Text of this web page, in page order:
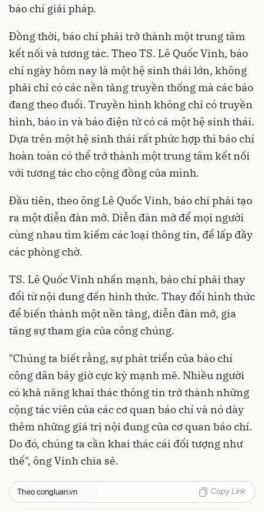
báo chí giải pháp.
Đồng thời, báo chí phải trở thành một trung tâm
kết nối và tương tác. Theo TS. Lê Quốc Vinh, báo
chí ngày hôm nay là một hệ sinh thái lớn, không
phải chỉ có các nền tảng truyền thống mà các báo
đang theo đuổi. Truyền hình không chỉ có truyền
hình, báo in và báo điện tử có cả một hệ sinh thái.
Dựa trên một hệ sinh thái rất phức hợp thì báo chí
hoàn toàn có thể trở thành một trung tâm kết nối
với tương tác cho cộng đồng của mình.
Đầu tiên, theo ông Lê Quốc Vinh, báo chí phải tạo
ra một diễn đàn mở. Diễn đàn mở để mọi người
cùng nhau tìm kiếm các loại thông tin, để lấp đầy
các phòng chờ.
TS. Lê Quốc Vinh nhấn mạnh, báo chí phải thay
đổi từ nội dung đến hình thức. Thay đổi hình thức
để biến thành một nền tảng, diễn đàn mở, gia
tăng sự tham gia của công chúng.
"Chúng ta biết rằng, sự phát triển của báo chí
công dân bây giờ cực kỳ mạnh mẽ. Nhiều người
có khả năng khai thác thông tin trở thành những
cộng tác viên của các cơ quan báo chí và nó dày
thêm những giá trị nội dung của cơ quan báo chí.
Do đó, chúng ta cần khai thác cái đối tượng như
thế", ông Vinh chia sẻ.
Theo congluan.vn Copy Link